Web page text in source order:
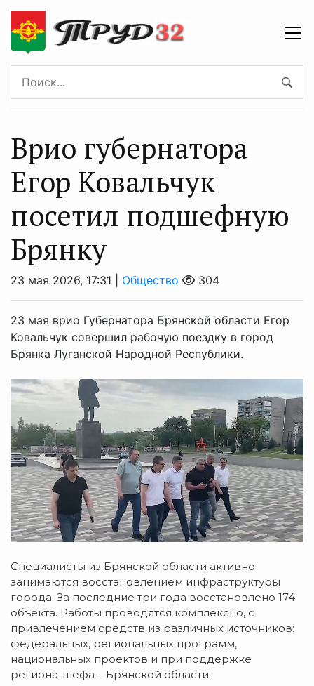
Врио губернатора
Егор Ковальчук
посетил подшефную
Брянку
23 мая 2026, 17:31 | Общество 304
23 мая врио Губернатора Брянской области Егор
Ковальчук совершил рабочую поездку в город
Брянка Луганской Народной Республики.
Специалисты из Брянской области активно
занимаются восстановлением инфраструктуры
города. За последние три года восстановлено 174
объекта. Работы проводятся комплексно, с
привлечением средств из различных источников:
федеральных, региональных программ,
национальных проектов и при поддержке
региона-шефа – Брянской области.